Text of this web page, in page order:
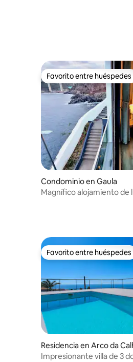
Favorito entre huéspedes
Favorito entre huéspedes
Condominio en Gaula
Magnífico alojamiento de
Favorito entre huéspedes
Favorito entre huéspedes
Residencia en Arco da
a
Impresionante villa de 3